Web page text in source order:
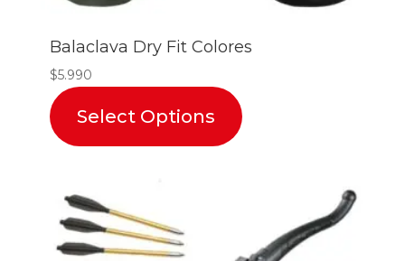
Balaclava Dry Fit Colores
$5.990
Select Options